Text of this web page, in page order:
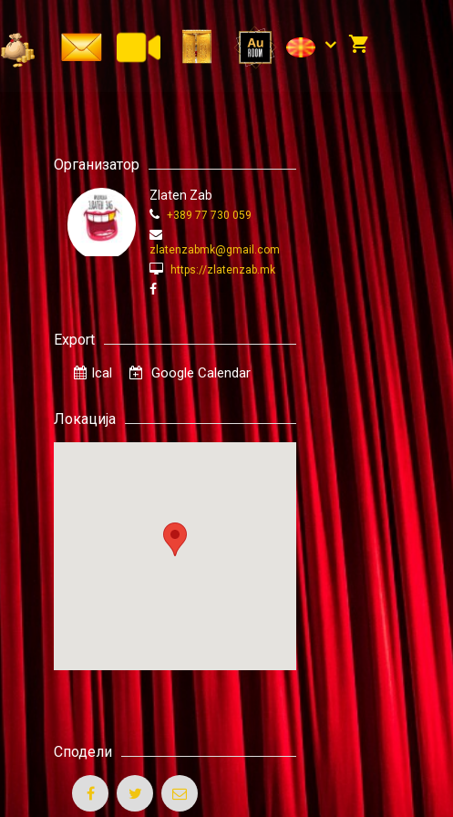
Организатор
Zlaten Zab
+389 77 730 059
zlatenzabmk@gmail.com
https://zlatenzab.mk
Export
Ical Google Calendar
Локација
Сподели